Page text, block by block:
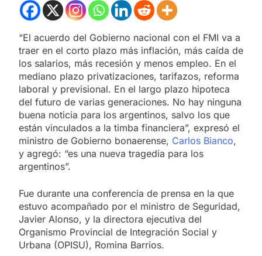
“El acuerdo del Gobierno nacional con el FMI va a
traer en el corto plazo más inflación, más caída de
los salarios, más recesión y menos empleo. En el
mediano plazo privatizaciones, tarifazos, reforma
laboral y previsional. En el largo plazo hipoteca
del futuro de varias generaciones. No hay ninguna
buena noticia para los argentinos, salvo los que
están vinculados a la timba financiera”, expresó el
ministro de Gobierno bonaerense, Carlos Bianco,
y agregó: “es una nueva tragedia para los
argentinos”.
Fue durante una conferencia de prensa en la que
estuvo acompañado por el ministro de Seguridad,
Javier Alonso, y la directora ejecutiva del
Organismo Provincial de Integración Social y
Urbana (OPISU), Romina Barrios.